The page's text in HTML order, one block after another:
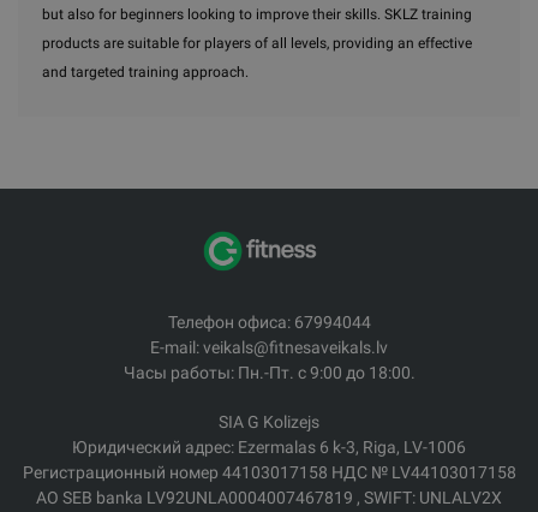
but also for beginners looking to improve their skills. SKLZ training
products are suitable for players of all levels, providing an effective
and targeted training approach.
Телефон офиса: 67994044
E-mail: veikals@fitnesaveikals.lv
Часы работы: Пн.-Пт. с 9:00 до 18:00.
SIA G Kolizejs
Юридический адрес: Ezermalas 6 k-3, Riga, LV-1006
Регистрационный номер 44103017158 НДС № LV44103017158
АО SEB banka LV92UNLA0004007467819 , SWIFT: UNLALV2X